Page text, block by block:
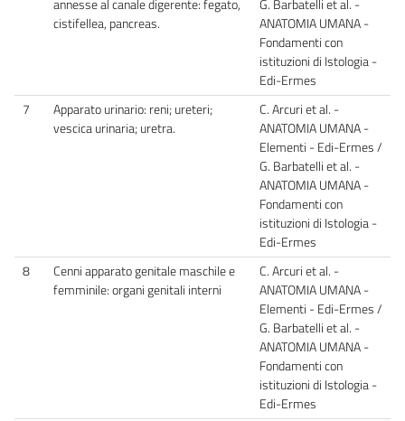
annesse al canale digerente: fegato,
cistifellea, pancreas.
G. Barbatelli et al. -
ANATOMIA UMANA -
Fondamenti con
istituzioni di Istologia -
Edi-Ermes
7
Apparato urinario: reni; ureteri;
vescica urinaria; uretra.
C. Arcuri et al. -
ANATOMIA UMANA -
Elementi - Edi-Ermes /
G. Barbatelli et al. -
ANATOMIA UMANA -
Fondamenti con
istituzioni di Istologia -
Edi-Ermes
8
Cenni apparato genitale maschile e
femminile: organi genitali interni
C. Arcuri et al. -
ANATOMIA UMANA -
Elementi - Edi-Ermes /
G. Barbatelli et al. -
ANATOMIA UMANA -
Fondamenti con
istituzioni di Istologia -
Edi-Ermes